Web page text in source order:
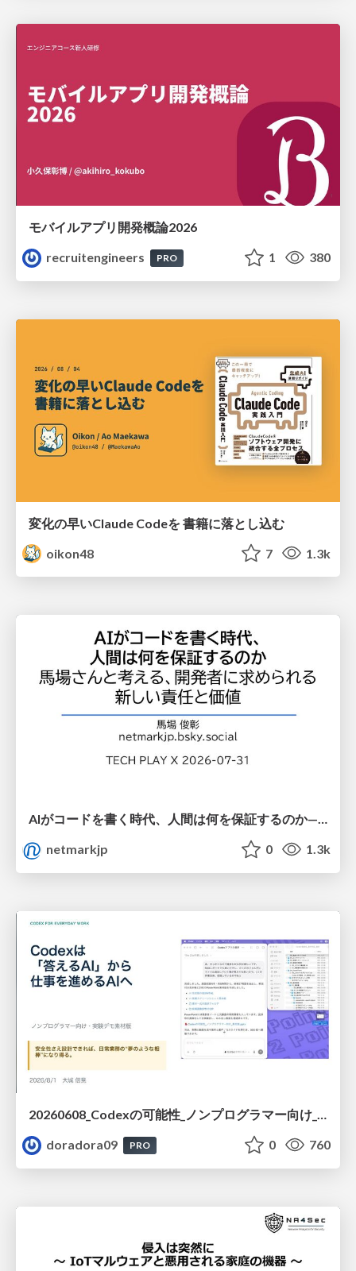
モバイルアプリ開発概論2026
recruitengineers
PRO 1 380
変化の早いClaude Codeを 書籍に落とし込む
oikon48
7 1.3k
AIがコードを書く時代、人間は何を保証するのか———馬場さんと考える、開発者に求められる新しい責任と価値 - TECH PLAY
netmarkjp
0 1.3k
20260608_Codexの可能性_ノンプログラマー向け_大城追記
doradora09
PRO 0 760